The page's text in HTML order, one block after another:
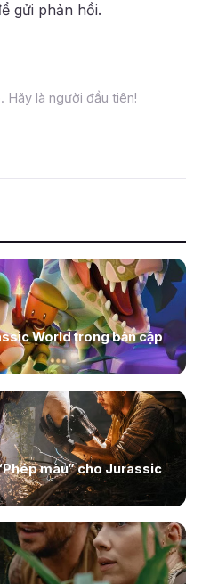
gửi phản hồi.
Hãy là người đầu tiên!
World trong bản cập
màu” cho Jurassic